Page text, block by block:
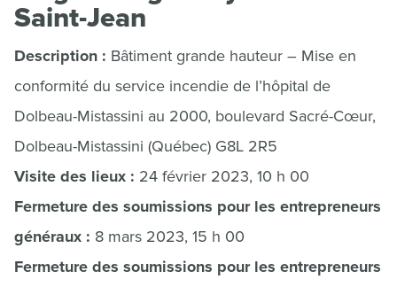
Saint-Jean
Description : Bâtiment grande hauteur – Mise en
conformité du service incendie de l’hôpital de
Dolbeau-Mistassini au 2000, boulevard Sacré-Cœur,
Dolbeau-Mistassini (Québec) G8L 2R5
Visite des lieux : 24 février 2023, 10 h 00
Fermeture des soumissions pour les entrepreneurs
généraux : 8 mars 2023, 15 h 00
Fermeture des soumissions pour les entrepreneurs